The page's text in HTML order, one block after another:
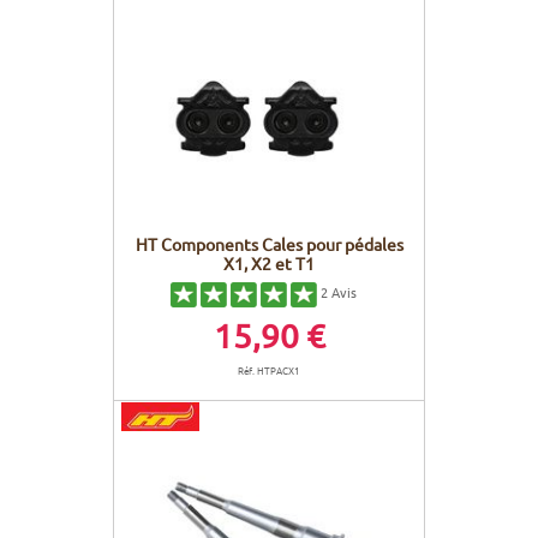
HT Components Cales pour pédales
X1, X2 et T1
2Avis
15,90 €
Réf. HTPACX1